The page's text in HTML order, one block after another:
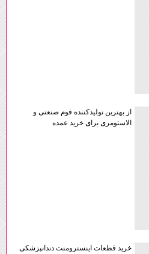
از بهترین تولیدکننده فوم صنعتی و
الاستومری برای خرید عمده
خرید قطعات اینسترومنت دندانپزشکی